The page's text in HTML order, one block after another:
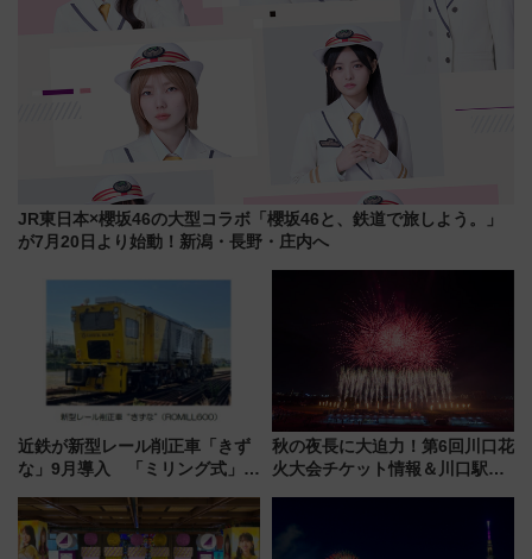
JR東日本×櫻坂46の大型コラボ「櫻坂46と、鉄道で旅しよう。」
が7月20日より始動！新潟・長野・庄内へ
近鉄が新型レール削正車「きず
な」9月導入 「ミリング式」採
化！安全性や乗り心地の向上に
貢献するだけでなく、全線区で
秋の夜長に大迫力！第6回川口花
火大会チケット情報＆川口駅か